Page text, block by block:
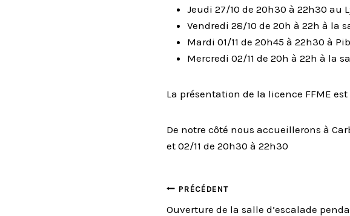
Jeudi 27/10 de 20h30 à 22h30 au
Vendredi 28/10 de 20h à 22h à la
Mardi 01/11 de 20h45 à 22h30 à
Mercredi 02/11 de 20h à 22h à la
La présentation de la licence FFME
De notre côté nous accueillerons à
et 02/11 de 20h30 à 22h30
NAVIGATION
PRÉCÉDENT
Ouverture de la salle d’escalade